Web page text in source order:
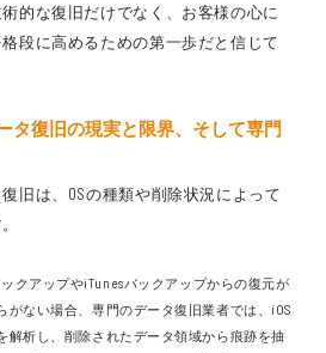
的な復旧だけでなく、お客様の心に
段に高めるための第一歩だと信じて
タ復旧の現実と限界、そして専門
旧は、OSの種類や削除状況によって
クアップやiTunesバックアップからの復元が
がない場合、専門のデータ復旧業者では、iOS
解析し、削除されたデータ領域から痕跡を抽